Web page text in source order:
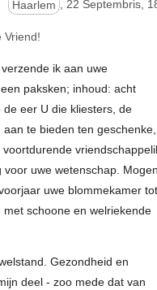
Haarlem , 22 Septembris,
Vriend!
ik aan uwe
paksken; inhoud: acht
eer U die kliesters, de
te bieden ten geschenke,
uwe wetenschap.
uwe blommekamer tot
schoone en welriekende
Gezondheid en
deel - zoo mede dat van